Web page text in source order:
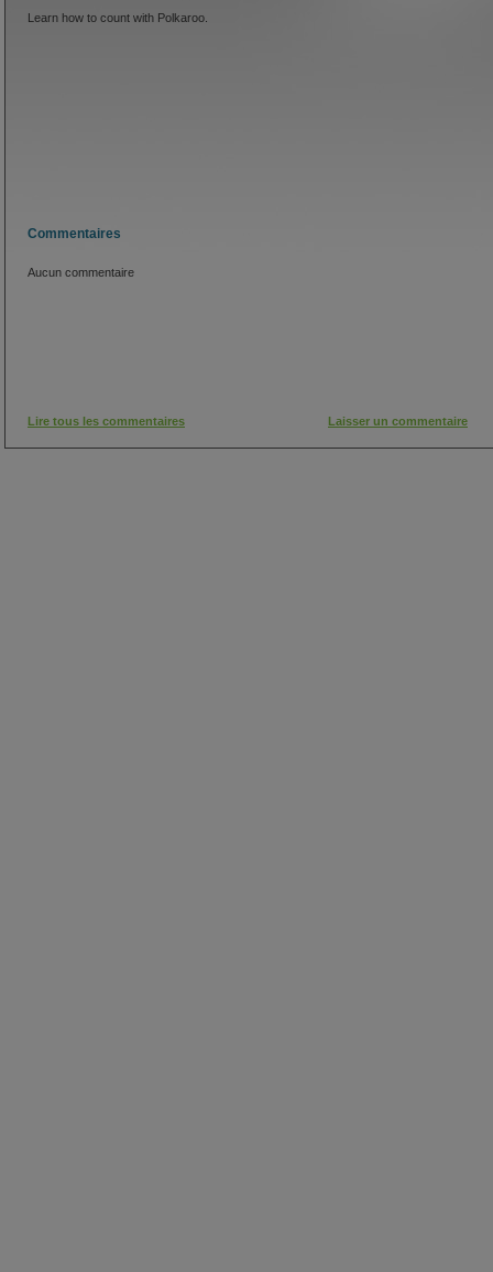
Learn how to count with Polkaroo.
Commentaires
Aucun commentaire
Lire tous les commentaires Laisser un commentaire